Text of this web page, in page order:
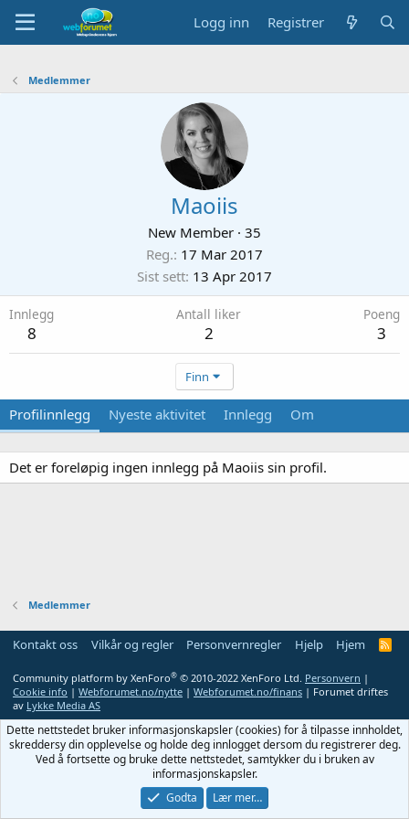
Logg inn Registrer
Medlemmer
Maoiis
New Member · 35
Reg. 17 Mar 2017
Sist sett 13 Apr 2017
Innlegg
8
Antall liker
2
Poeng
3
Finn
Profilinnlegg Nyeste aktivitet Innlegg Om
Det er foreløpig ingen innlegg på Maoiis sin profil.
Medlemmer
Kontakt oss Vilkår og regler Personvernregler Hjelp Hjem
R
Community platform by XenForo® © 2010-2022 XenForo Ltd. Personvern |
Cookie info | Webforumet.no/nytte | Webforumet.no/finans | Forumet driftes
av Lykke Media AS
Dette nettstedet bruker informasjonskapsler (cookies) for å tilpasse innholdet,
skreddersy din opplevelse og holde deg innlogget dersom du registrerer deg.
Ved å fortsette og bruke dette nettstedet, samtykker du i bruken av
informasjonskapsler.
Godta
Lær mer…